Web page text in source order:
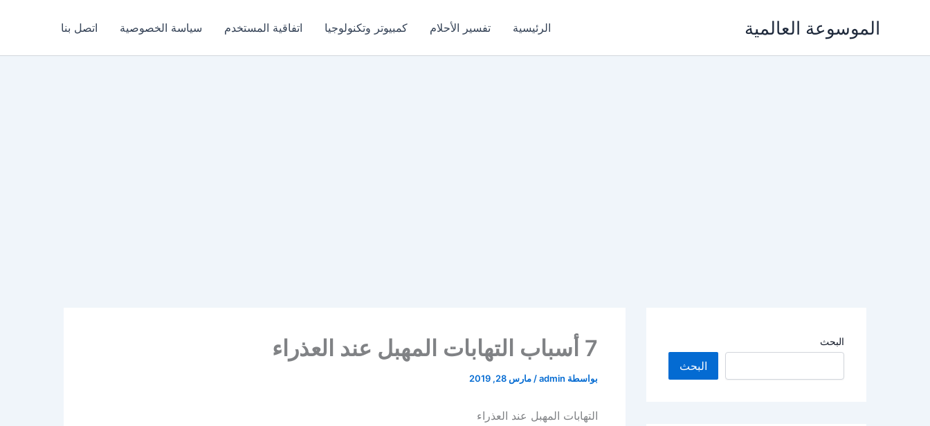
الموسوعة العالمية الرئيسية تفسير الأحلام كمبيوتر وتكنولوجيا اتفاقية المستخدم سياسة الخصوصية اتصل بنا
البحث
البحث
7 أسباب التهابات المهبل عند العذراء
بواسطة admin
/ مارس 28, 2019
التهابات المهبل عند العذراء